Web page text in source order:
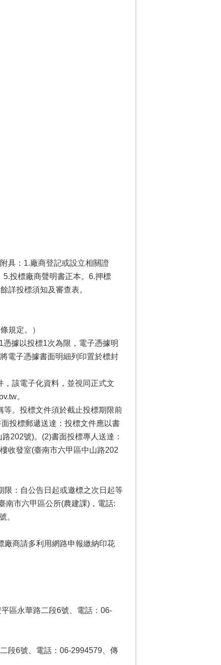
具：1.廠商登記或設立相關證
投標廠商聲明書正本。6.押標
詳投標須知及審查表。
規定。）
據以投標1次為限，電子憑據明
電子憑據書面明細列印置於標封
該電子化資料，並視同正式文
。
。投標文件須於截止投標期限前
投標郵遞送達：投標文件應以書
202號)。(2)書面投標專人送達：
收發室(臺南市六甲區中山路202
限：自公告日起或邀標之次日起等
南市六甲區公所(農建課)，電話:
。
廠商請多利用網路申報繳納印花
區永華路二段6號、電話：06-
段6號、電話：06-2994579、傳